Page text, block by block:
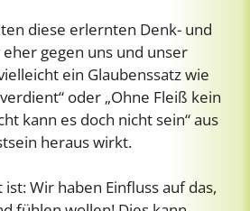
diese erlernten Denk- und
gegen uns und unser
ein Glaubenssatz wie
oder „Ohne Fleiß kein
kann es doch nicht sein“ aus
heraus wirkt.
Wir haben Einfluss auf das,